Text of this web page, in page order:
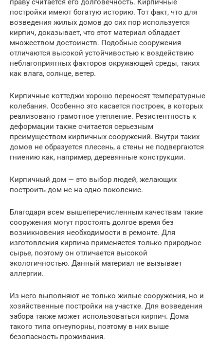
праву считается его долговечность. Кирпичные
постройки имеют богатую историю. Тот факт, что для
возведения жилых домов до сих пор используется
кирпич, доказывает, что этот материал обладает
множеством достоинств. Подобные сооружения
отличаются высокой устойчивостью к воздействию
неблагоприятных факторов окружающей среды, таких
как влага, солнце, ветер.
Кирпичные коттеджи хорошо переносят температурные
колебания. Особенно это касается построек, в которых
реализовано грамотное утепление. Резистентность к
деформации также считается серьезным
преимуществом кирпичных сооружений. Внутри таких
домов не образуется плесень, а стены не подвергаются
гниению как, например, деревянные конструкции.
Кирпичный дом — это выбор людей, желающих
построить дом не на одно поколение.
Благодаря всем вышеперечисленным качествам такие
сооружения могут простоять долгое время без
возникновения необходимости в ремонте. Для
изготовления кирпича применяется только природное
сырье, поэтому он отличается высокой
экологичностью. Данный материал не вызывает
аллергии.
Из него выполняют не только жилые сооружения, но и
хозяйственные постройки на участке. Для возведения
забора также может использоваться кирпич. Дома
такого типа огнеупорны, поэтому в них выше
безопасность проживания.